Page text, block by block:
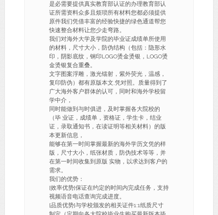
是必需要提供真实教育部认证的办理教育部认
证所需资料众多且烦琐所有材料您都必须提供
原件我们凭借丰富的经验快捷的绿色通道帮您
快速整合材料让您少走弯路。
我们对海外大学及学院的毕业证成绩单所使用
的材料，尺寸大小，防伪结构（包括：隐形水
印，阴影底纹，钢印LOGO烫金烫银，LOGO烫
金烫银复合重叠。
文字图案浮雕，激光镭射，紫外荧光，温感，
复印防伪）都有原版本文,凭对照。质量得到了
广大海外客户群体的认可，同时和海外学校留
学中介，
同时能做到与时俱进，及时掌握各大院校的
（毕 业证，成绩单，资格证，学生卡，结业
证，录取通知书，在读证明等相关材料）的版
本更新信息，
能够在第一时间掌握最新的海外学历文凭的样
版，尺寸大小，纸张材质，防伪技术等等，并
在第一时间收集到原版 实物，以求达到客户的
需求。
我们的优势：
[效率优势]保证在约定的时间内完成任务，支持
视频语音电话查询完成进度。
[品质优势]与学校颁发的相关证件1:1纸质尺寸